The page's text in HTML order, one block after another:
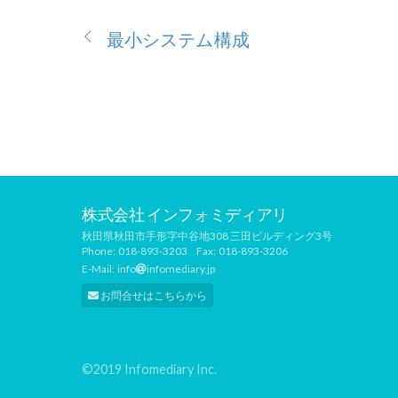
最小システム構成
株式会社 インフォミディアリ
秋田県秋田市手形字中谷地308 三田ビルディング3号
Phone: 018-893-3203 Fax: 018-893-3206
E-Mail: info
infomediary.jp
お問合せはこちらから
©2019 Infomediary Inc.